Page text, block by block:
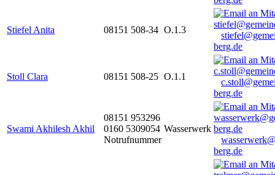
Stiefel Anita 08151 508-34 O.1.3
berg.de
Stoll Clara 08151 508-25 O.1.1
berg.de
Swami Akhilesh Akhil
08151 953296
0160 5309054
Notrufnummer
Wasserwerk
berg.de